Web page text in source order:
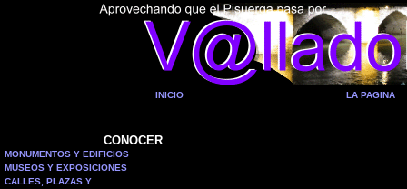
INICIO LA PAGINA
CONOCER
MONUMENTOS Y EDIFICIOS
MUSEOS Y EXPOSICIONES
CALLES, PLAZAS Y ...